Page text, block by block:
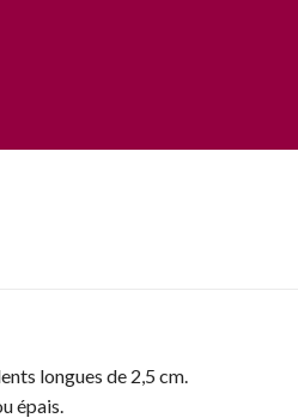
longues de 2,5 cm.
épais.